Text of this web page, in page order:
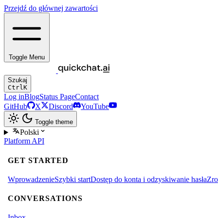
Przejdź do głównej zawartości
Toggle Menu
Szukaj
CtrlK
Log inBlogStatus PageContact
GitHub
X Discord YouTube
Toggle theme
Polski
Platform API
GET STARTED
WprowadzenieSzybki startDostęp do konta i odzyskiwanie hasła
CONVERSATIONS